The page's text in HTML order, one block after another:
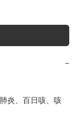
−
炎、百日咳、咳